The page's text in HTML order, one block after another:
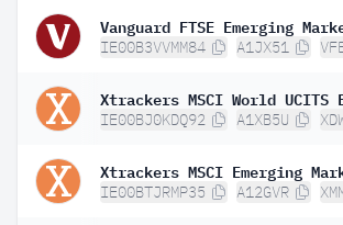
IE00B3VVMM84 A1JX51
Xtrackers MSCI World UCITS
IE00BJ0KDQ92 A1XB5U
Xtrackers MSCI Emerging
IE00BTJRMP35 A12GVR